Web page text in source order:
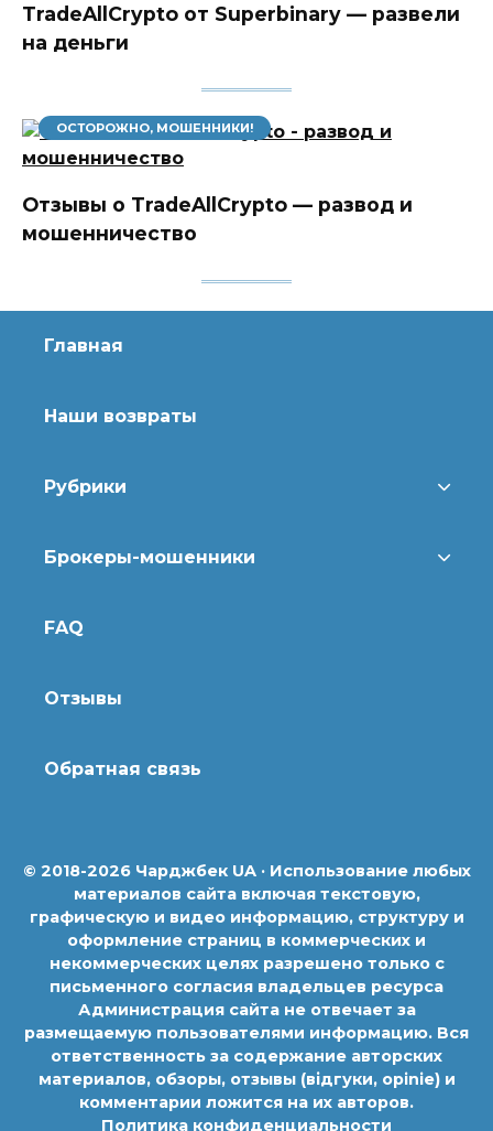
TradeAllCrypto от Superbinary — развели
на деньги
ОСТОРОЖНО, МОШЕННИКИ!
Отзывы о TradeAllCrypto — развод и
мошенничество
Главная
Наши возвраты
Рубрики
Брокеры-мошенники
FAQ
Отзывы
Обратная связь
© 2018-2026 Чарджбек UA · Использование любых
материалов сайта включая текстовую,
графическую и видео информацию, структуру и
оформление страниц в коммерческих и
некоммерческих целях разрешено только с
письменного согласия владельцев ресурса
Администрация сайта не отвечает за
размещаемую пользователями информацию. Вся
ответственность за содержание авторских
материалов, обзоры, отзывы (відгуки, opinie) и
комментарии ложится на их авторов.
Политика конфиденциальности